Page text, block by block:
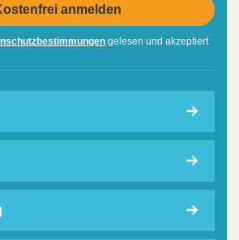
gelesen und akzeptiert